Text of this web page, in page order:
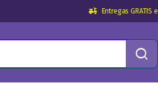
Entregas GRATIS